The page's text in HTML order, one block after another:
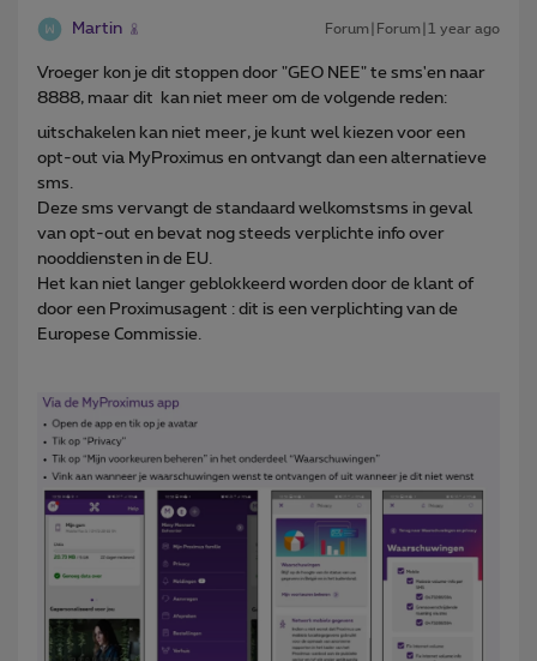
Martin Forum|Forum|1 year ago
Vroeger kon je dit stoppen door "GEO NEE" te sms'en naar
8888, maar dit kan niet meer om de volgende reden:
uitschakelen kan niet meer, je kunt wel kiezen voor een
opt-out via MyProximus en ontvangt dan een alternatieve
sms.
Deze sms vervangt de standaard welkomstsms in geval
van opt-out en bevat nog steeds verplichte info over
nooddiensten in de EU.
Het kan niet langer geblokkeerd worden door de klant of
door een Proximusagent : dit is een verplichting van de
Europese Commissie.